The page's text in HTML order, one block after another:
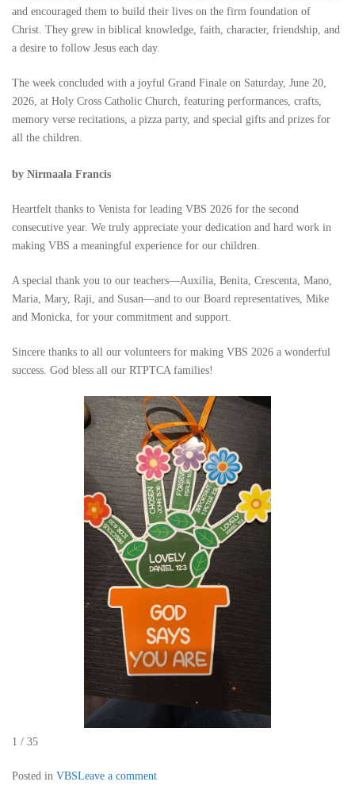
and encouraged them to build their lives on the firm foundation of
Christ. They grew in biblical knowledge, faith, character, friendship, and
a desire to follow Jesus each day.
The week concluded with a joyful Grand Finale on Saturday, June 20,
2026, at Holy Cross Catholic Church, featuring performances, crafts,
memory verse recitations, a pizza party, and special gifts and prizes for
all the children.
by Nirmaala Francis
Heartfelt thanks to Venista for leading VBS 2026 for the second
consecutive year. We truly appreciate your dedication and hard work in
making VBS a meaningful experience for our children.
A special thank you to our teachers—Auxilia, Benita, Crescenta, Mano,
Maria, Mary, Raji, and Susan—and to our Board representatives, Mike
and Monicka, for your commitment and support.
Sincere thanks to all our volunteers for making VBS 2026 a wonderful
success. God bless all our RTPTCA families!
1 / 35
Posted in VBSLeave a comment